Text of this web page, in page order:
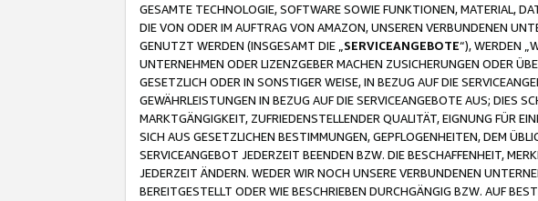
GESAMTE TECHNOLOGIE, SOFTWARE SOWIE FUNKTIONEN, MATERIAL,
DIE VON ODER IM AUFTRAG VON AMAZON, UNSEREN VERBUNDENEN
GENUTZT WERDEN (INSGESAMT DIE „ SERVICEANGEBOTE“), WERDEN
UNTERNEHMEN ODER LIZENZGEBER MACHEN ZUSICHERUNGEN ODER
GESETZLICH ODER IN SONSTIGER WEISE, IN BEZUG AUF DIE
GEWÄHRLEISTUNGEN IN BEZUG AUF DIE SERVICEANGEBOTE AUS; DIES
MARKTGÄNGIGKEIT, ZUFRIEDENSTELLENDER QUALITÄT, EIGNUNG FÜR
SICH AUS GESETZLICHEN BESTIMMUNGEN, GEPFLOGENHEITEN, DEM
SERVICEANGEBOT JEDERZEIT BEENDEN BZW. DIE BESCHAFFENHEIT,
JEDERZEIT ÄNDERN. WEDER WIR NOCH UNSERE VERBUNDENEN
BEREITGESTELLT ODER WIE BESCHRIEBEN DURCHGÄNGIG BZW. AUF